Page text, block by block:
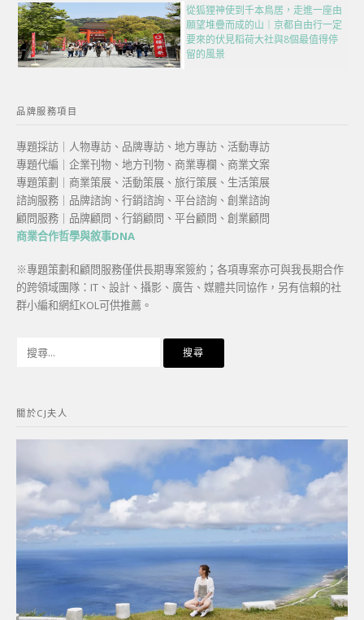
從狐狸神使到千本鳥居，走進一座由
願望堆疊而成的山｜京都自由行一定
要來的伏見稻荷大社與8個最值得停
留的風景
品牌服務項目
專題採訪｜人物專訪、品牌專訪、地方專訪、活動專訪
專題代編｜企業刊物、地方刊物、商業專欄、商業文案
專題策劃｜商業策展、活動策展、旅行策展、生活策展
諮詢服務｜品牌諮詢、行銷諮詢、平台諮詢、創業諮詢
顧問服務｜品牌顧問、行銷顧問、平台顧問、創業顧問
商業合作哲學與敘事DNA
※專題策劃和顧問服務僅供長期專案簽約；各項專案亦可與我長期合作
的跨領域團隊：IT、設計、攝影、廣告、媒體共同協作，另有信賴的社
群小編和網紅KOL可供推薦。
字:
關於CJ夫人